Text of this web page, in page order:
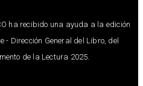
ha recibido una ayuda a la edición
- Dirección General del Libro, del
de la Lectura 2025.